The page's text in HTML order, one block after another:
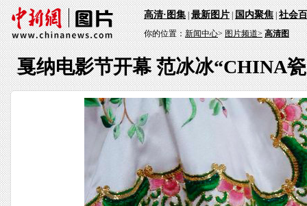
高清·图集|最新图片|国内聚焦|社会
你的位置：新闻中心>图片频道> 高清图
戛纳电影节开幕 范冰冰“CHINA